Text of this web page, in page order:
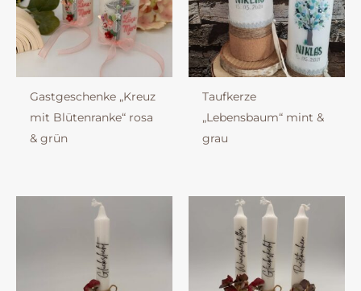
Gastgeschenke „Kreuz
mit Blütenranke“ rosa
& grün
Taufkerze
„Lebensbaum“ mint &
grau